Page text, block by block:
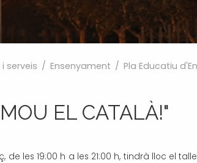
i serveis / Ensenyament / Pla Educatiu
EL CATALÀ!"
de les 19:00 h a les 21:00 h, tindrà lloc el